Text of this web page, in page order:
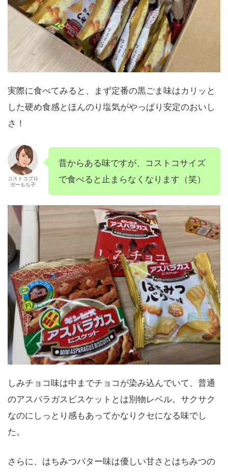
実際に食べてみると、まず定番の黒ごま味はカリッと
した硬め食感とほんのり塩気がやっぱり安定のおいし
さ！
コストコブロ
ガーもち子
昔からある味ですが、コストコサイズ
で食べると止まらなくなります（笑）
しみチョコ味は中までチョコが染み込んでいて、普通
のアスパラガスビスケットとは別物レベル。サクサク
なのにしっとり感もあってかなりクセになる味でし
た。
さらに、はちみつバター味は優しい甘さとはちみつの